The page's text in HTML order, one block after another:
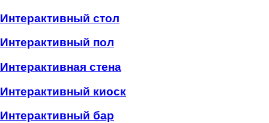
Интерактивный стол
Интерактивный пол
Интерактивная стена
Интерактивный киоск
Интерактивный бар